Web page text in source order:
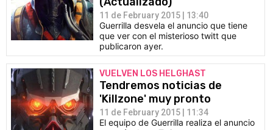
11 de February 2015 | 13:40
Guerrilla desvela el anuncio que tiene
que ver con el misterioso twitt que
publicaron ayer.
VUELVEN LOS HELGHAST
Tendremos noticias de
'Killzone' muy pronto
11 de February 2015 | 11:34
El equipo de Guerrilla realiza el anuncio